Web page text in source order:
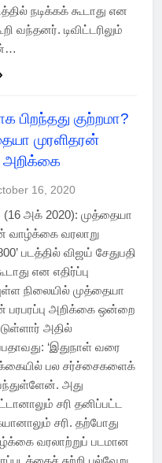
நடிக்கக் கூடாது என
வந்தனர். டிவிட்டரிலும்
பிறந்தது குற்றமா?
முரளிதரன்
அறிக்கை
16, 2020
அக் 2020): முத்தையா
வாழ்க்கை வரலாறு
படத்தில் விஜய் சேதுபதி
என எதிர்ப்பு
நிலையில் முத்தையா
பரபரப்பு அறிக்கை ஒன்றை
அதில்
‘இதுநாள்‌ வரை
பல சர்ச்சைகளைக்
அது
சரி தனிப்பட்ட
சரி. தற்போது
வரலாற்றுப் படமான